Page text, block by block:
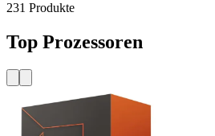
231 Produkte
Top Prozessoren